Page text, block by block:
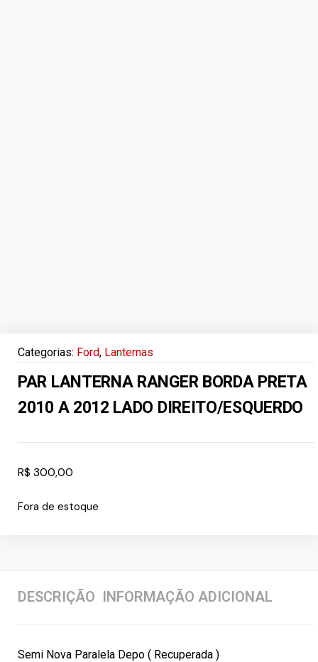
Categorias: Ford, Lanternas
PAR LANTERNA RANGER BORDA PRETA
2010 A 2012 LADO DIREITO/ESQUERDO
R$ 300,00
Fora de estoque
DESCRIÇÃO INFORMAÇÃO ADICIONAL
Semi Nova Paralela Depo ( Recuperada )